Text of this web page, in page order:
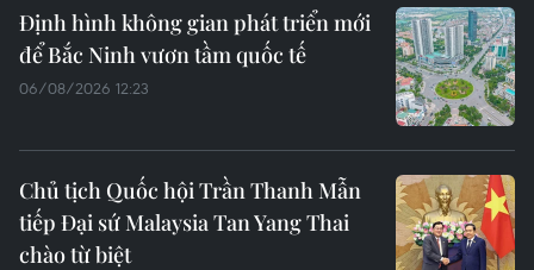
Định hình không gian phát triển mới
để Bắc Ninh vươn tầm quốc tế
06/08/2026 12:23
Chủ tịch Quốc hội Trần Thanh Mẫn
tiếp Đại sứ Malaysia Tan Yang Thai
chào từ biệt